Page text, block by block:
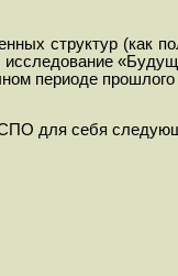
структур (как
периоде прошлого
для себя